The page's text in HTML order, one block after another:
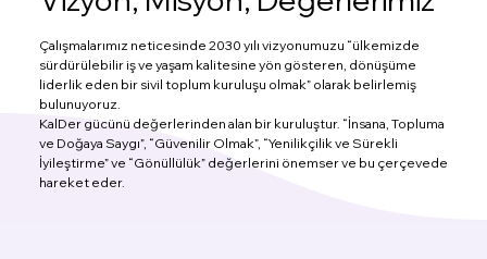
Çalışmalarımız neticesinde 2030 yılı vizyonumuzu “ülkemizde
sürdürülebilir iş ve yaşam kalitesine yön gösteren, dönüşüme
liderlik eden bir sivil toplum kuruluşu olmak” olarak belirlemiş
bulunuyoruz.
KalDer gücünü değerlerinden alan bir kuruluştur. “İnsana, Topluma
ve Doğaya Saygı”, “Güvenilir Olmak”, “Yenilikçilik ve Sürekli
İyileştirme” ve “Gönüllülük” değerlerini önemser ve bu çerçevede
hareket eder.